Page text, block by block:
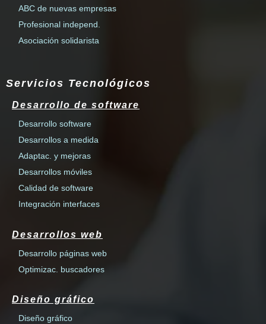
ABC de nuevas empresas
Profesional independ.
Asociación solidarista
Servicios Tecnológicos
Desarrollo de software
Desarrollo software
Desarrollos a medida
Adaptac. y mejoras
Desarrollos móviles
Calidad de software
Integración interfaces
Desarrollos web
Desarrollo páginas web
Optimizac. buscadores
Diseño gráfico
Diseño gráfico